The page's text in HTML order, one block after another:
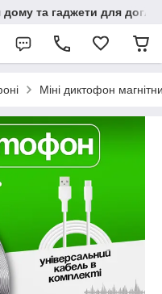
дому та гаджети для
Міні диктофон